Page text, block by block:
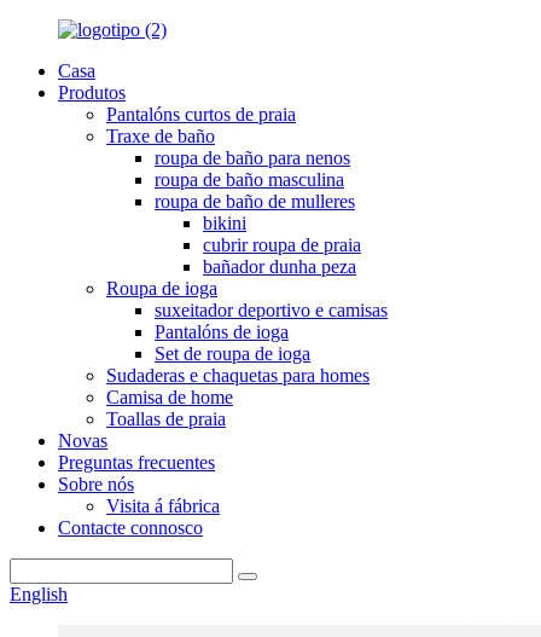
Casa
Produtos
Pantalóns curtos de praia
Traxe de baño
roupa de baño para nenos
roupa de baño masculina
roupa de baño de mulleres
bikini
cubrir roupa de praia
bañador dunha peza
Roupa de ioga
suxeitador deportivo e camisas
Pantalóns de ioga
Set de roupa de ioga
Sudaderas e chaquetas para homes
Camisa de home
Toallas de praia
Novas
Preguntas frecuentes
Sobre nós
Visita á fábrica
Contacte connosco
English